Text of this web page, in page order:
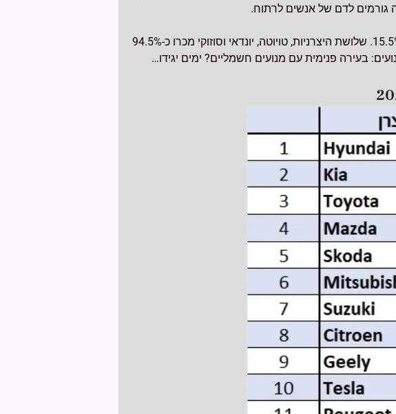
יונדאי מכרו 13,617 רכבים היברידיים המהווים כ-27%, וסוזוקי 7,703 היברידיים המהווים כ-15.5%. שלושת היצרניות, טויוטה, יונדאי וסוזוקי מכרו כ-94.5%
בעירה פנימית עם מנועים חשמליים? ימים יגידו…